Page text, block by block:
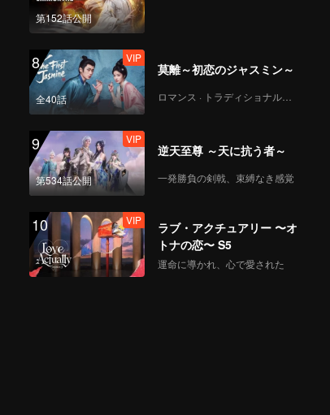
第152話公開
8
全40話
VIP
莫離～初恋のジャスミン～
ロマンス · トラディショナル・コスチューム
9
第534話公開
VIP
逆天至尊 ～天に抗う者～
一発勝負の剣戟、束縛なき感覚
10 VIP
ラブ・アクチュアリー 〜オ
トナの恋〜 S5
運命に導かれ、心で愛された